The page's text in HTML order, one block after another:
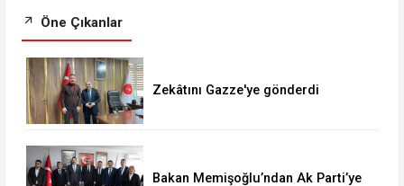
Öne Çıkanlar
Zekâtını Gazze'ye gönderdi
Bakan Memişoğlu’ndan Ak Parti’ye